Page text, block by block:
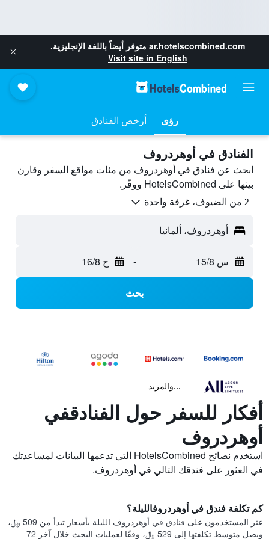
ar.hotelscombined.com متوفر أيضاً باللغة الإنجليزية.
Visit site in English
رؤى أرخص الفنادق
الفنادق في أوهردروف
ابحث عن فنادق في أوهردروف من مئات مواقع السفر وقارن
بينها على HotelsCombined ووفّر.
2 من الضيوف، غرفة واحدة
أوهردروف، ألمانيا
س 15/8 - ح 16/8
بحث
...والمزيد
أفكار للسفر حول الفنادقفي
أوهردروف
استخدم نصائح HotelsCombined التي تدعمها البيانات لمساعدتك
في العثور على فندقك التالي في أوهردروف.
كم تكلفة فندق في أوهردروفالليلة؟
عثر المستخدمون على فنادق في أوهردروف الليلة بأسعار تبدأ من 509 ﷼،
ويصل متوسط تكلفتها إلى 529 ﷼، وفقًا لعمليات البحث خلال آخر 72